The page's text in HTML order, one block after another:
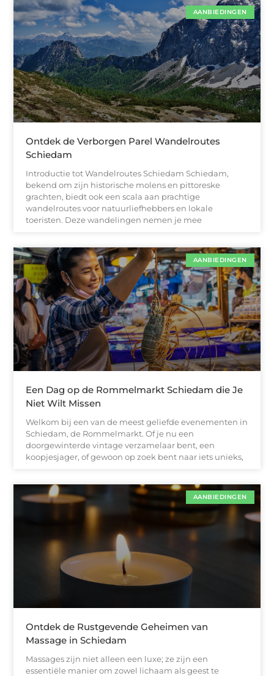
AANBIEDINGEN
Ontdek de Verborgen Parel Wandelroutes
Schiedam
Introductie tot Wandelroutes Schiedam Schiedam,
bekend om zijn historische molens en pittoreske
grachten, biedt ook een scala aan prachtige
wandelroutes voor natuurliefhebbers en lokale
toeristen. Deze wandelingen nemen je mee
AANBIEDINGEN
Een Dag op de Rommelmarkt Schiedam die Je
Niet Wilt Missen
Welkom bij een van de meest geliefde evenementen in
Schiedam, de Rommelmarkt. Of je nu een
doorgewinterde vintage verzamelaar bent, een
koopjesjager, of gewoon op zoek bent naar iets unieks,
AANBIEDINGEN
Ontdek de Rustgevende Geheimen van
Massage in Schiedam
Massages zijn niet alleen een luxe; ze zijn een
essentiële manier om zowel lichaam als geest te